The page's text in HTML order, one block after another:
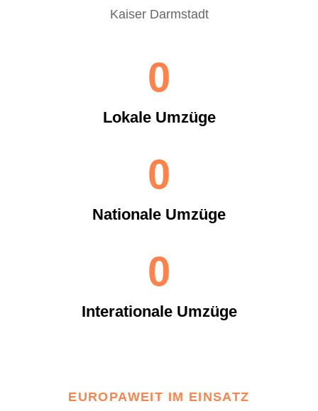
Lokale Umzüge
0
Nationale Umzüge
0
Interationale Umzüge
0
EUROPAWEIT IM EINSATZ